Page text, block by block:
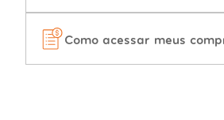
Como acessar meus